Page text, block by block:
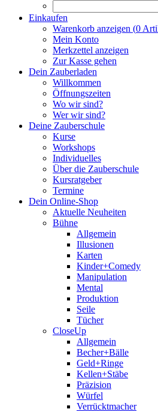
Einkaufen
Warenkorb anzeigen (0
Mein Konto
Merkzettel anzeigen
Zur Kasse gehen
Dein Zauberladen
Willkommen
Öffnungszeiten
Wo wir sind?
Wer wir sind?
Deine Zauberschule
Kurse
Workshops
Individuelles
Über die Zauberschule
Kursratgeber
Termine
Dein Online-Shop
Aktuelle Neuheiten
Bühne
Allgemein
Illusionen
Karten
Kinder+Comedy
Manipulation
Mental
Produktion
Seile
Tücher
CloseUp
Allgemein
Becher+Bälle
Geld+Ringe
Kellen+Stäbe
Präzision
Würfel
Verrücktmacher